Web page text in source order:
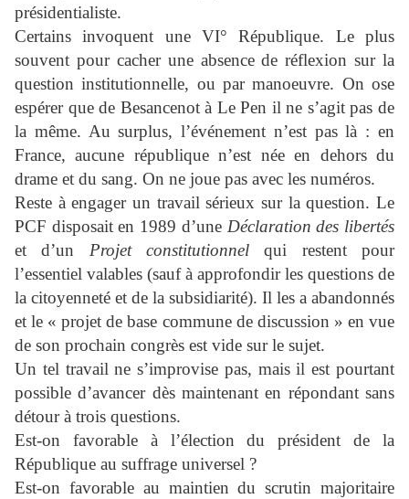
présidentialiste.
Certains invoquent une VI° République. Le plus
souvent pour cacher une absence de réflexion sur la
question institutionnelle, ou par manoeuvre. On ose
espérer que de Besancenot à Le Pen il ne s’agit pas de
la même. Au surplus, l’événement n’est pas là : en
France, aucune république n’est née en dehors du
drame et du sang. On ne joue pas avec les numéros.
Reste à engager un travail sérieux sur la question. Le
PCF disposait en 1989 d’une Déclaration des libertés
et d’un Projet constitutionnel qui restent pour
l’essentiel valables (sauf à approfondir les questions de
la citoyenneté et de la subsidiarité). Il les a abandonnés
et le « projet de base commune de discussion » en vue
de son prochain congrès est vide sur le sujet.
Un tel travail ne s’improvise pas, mais il est pourtant
possible d’avancer dès maintenant en répondant sans
détour à trois questions.
Est-on favorable à l’élection du président de la
République au suffrage universel ?
Est-on favorable au maintien du scrutin majoritaire